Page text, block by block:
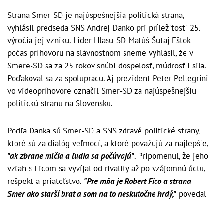
Strana Smer-SD je najúspešnejšia politická strana,
vyhlásil predseda SNS Andrej Danko pri príležitosti 25.
výročia jej vzniku. Líder Hlasu-SD Matúš Šutaj Eštok
počas príhovoru na slávnostnom sneme vyhlásil, že v
Smere-SD sa za 25 rokov snúbi dospelosť, múdrosť i sila.
Poďakoval sa za spoluprácu. Aj prezident Peter Pellegrini
vo videopríhovore označil Smer-SD za najúspešnejšiu
politickú stranu na Slovensku.
Podľa Danka sú Smer-SD a SNS zdravé politické strany,
ktoré sú za dialóg veľmocí, a ktoré považujú za najlepšie,
"ak zbrane mlčia a ľudia sa počúvajú". Pripomenul, že jeho
vzťah s Ficom sa vyvíjal od rivality až po vzájomnú úctu,
rešpekt a priateľstvo. "Pre mňa je Robert Fico a strana
Smer ako starší brat a som na to neskutočne hrdý," povedal